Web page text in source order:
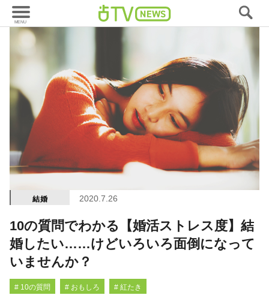
結婚 2020.7.26
10の質問でわかる【婚活ストレス度】結
婚したい……けどいろいろ面倒になって
いませんか？
# 10の質問 # おもしろ # 紅たき